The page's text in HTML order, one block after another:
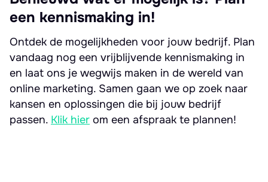
een kennismaking in!
Ontdek de mogelijkheden voor jouw bedrijf. Plan
vandaag nog een vrijblijvende kennismaking in
en laat ons je wegwijs maken in de wereld van
online marketing. Samen gaan we op zoek naar
kansen en oplossingen die bij jouw bedrijf
passen. Klik hier om een afspraak te plannen!